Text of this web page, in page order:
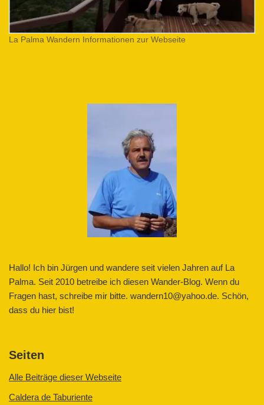
La Palma Wandern Informationen zur Webseite
Hallo! Ich bin Jürgen und wandere seit vielen Jahren auf La
Palma. Seit 2010 betreibe ich diesen Wander-Blog. Wenn du
Fragen hast, schreibe mir bitte. wandern10@yahoo.de. Schön,
dass du hier bist!
Seiten
Alle Beiträge dieser Webseite
Caldera de Taburiente